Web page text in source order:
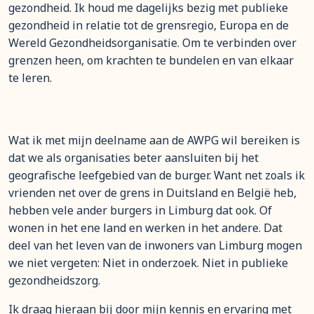
gezondheid. Ik houd me dagelijks bezig met publieke
gezondheid in relatie tot de grensregio, Europa en de
Wereld Gezondheidsorganisatie. Om te verbinden over
grenzen heen, om krachten te bundelen en van elkaar
te leren.
Wat ik met mijn deelname aan de AWPG wil bereiken is
dat we als organisaties beter aansluiten bij het
geografische leefgebied van de burger. Want net zoals ik
vrienden net over de grens in Duitsland en België heb,
hebben vele ander burgers in Limburg dat ook. Of
wonen in het ene land en werken in het andere. Dat
deel van het leven van de inwoners van Limburg mogen
we niet vergeten: Niet in onderzoek. Niet in publieke
gezondheidszorg.
Ik draag hieraan bij door mijn kennis en ervaring met